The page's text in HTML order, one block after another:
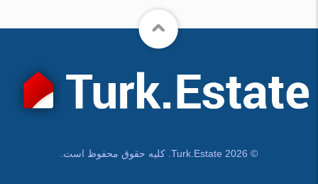
© Turk.Estate 2026. کلیه حقوق محفوظ است.